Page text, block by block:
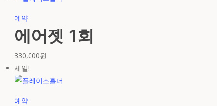
예약
에어젯 1회
330,000원
세일!
예약